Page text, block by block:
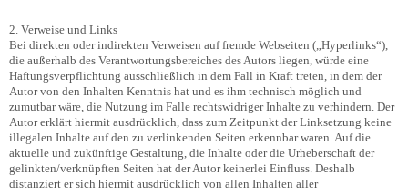
2. Verweise und Links
Bei direkten oder indirekten Verweisen auf fremde Webseiten („Hyperlinks“),
die außerhalb des Verantwortungsbereiches des Autors liegen, würde eine
Haftungsverpflichtung ausschließlich in dem Fall in Kraft treten, in dem der
Autor von den Inhalten Kenntnis hat und es ihm technisch möglich und
zumutbar wäre, die Nutzung im Falle rechtswidriger Inhalte zu verhindern. Der
Autor erklärt hiermit ausdrücklich, dass zum Zeitpunkt der Linksetzung keine
illegalen Inhalte auf den zu verlinkenden Seiten erkennbar waren. Auf die
aktuelle und zukünftige Gestaltung, die Inhalte oder die Urheberschaft der
gelinkten/verknüpften Seiten hat der Autor keinerlei Einfluss. Deshalb
distanziert er sich hiermit ausdrücklich von allen Inhalten aller